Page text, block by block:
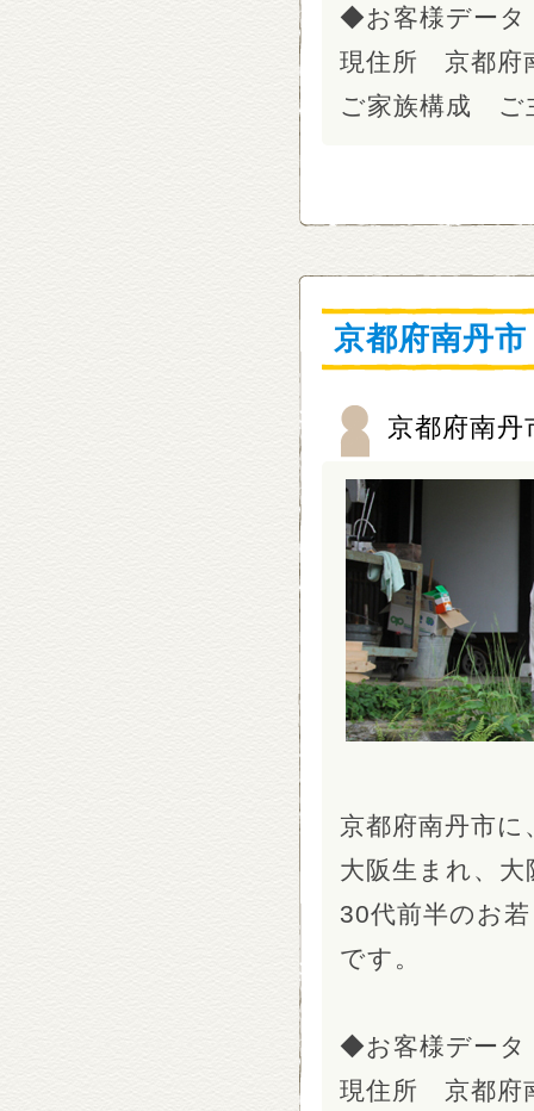
◆お客様データ
現住所 京都
ご家族構成 ご
京都府南丹
京都府南丹
京都府南丹市
大阪生まれ、
30代前半のお
です。
◆お客様データ
現住所 京都